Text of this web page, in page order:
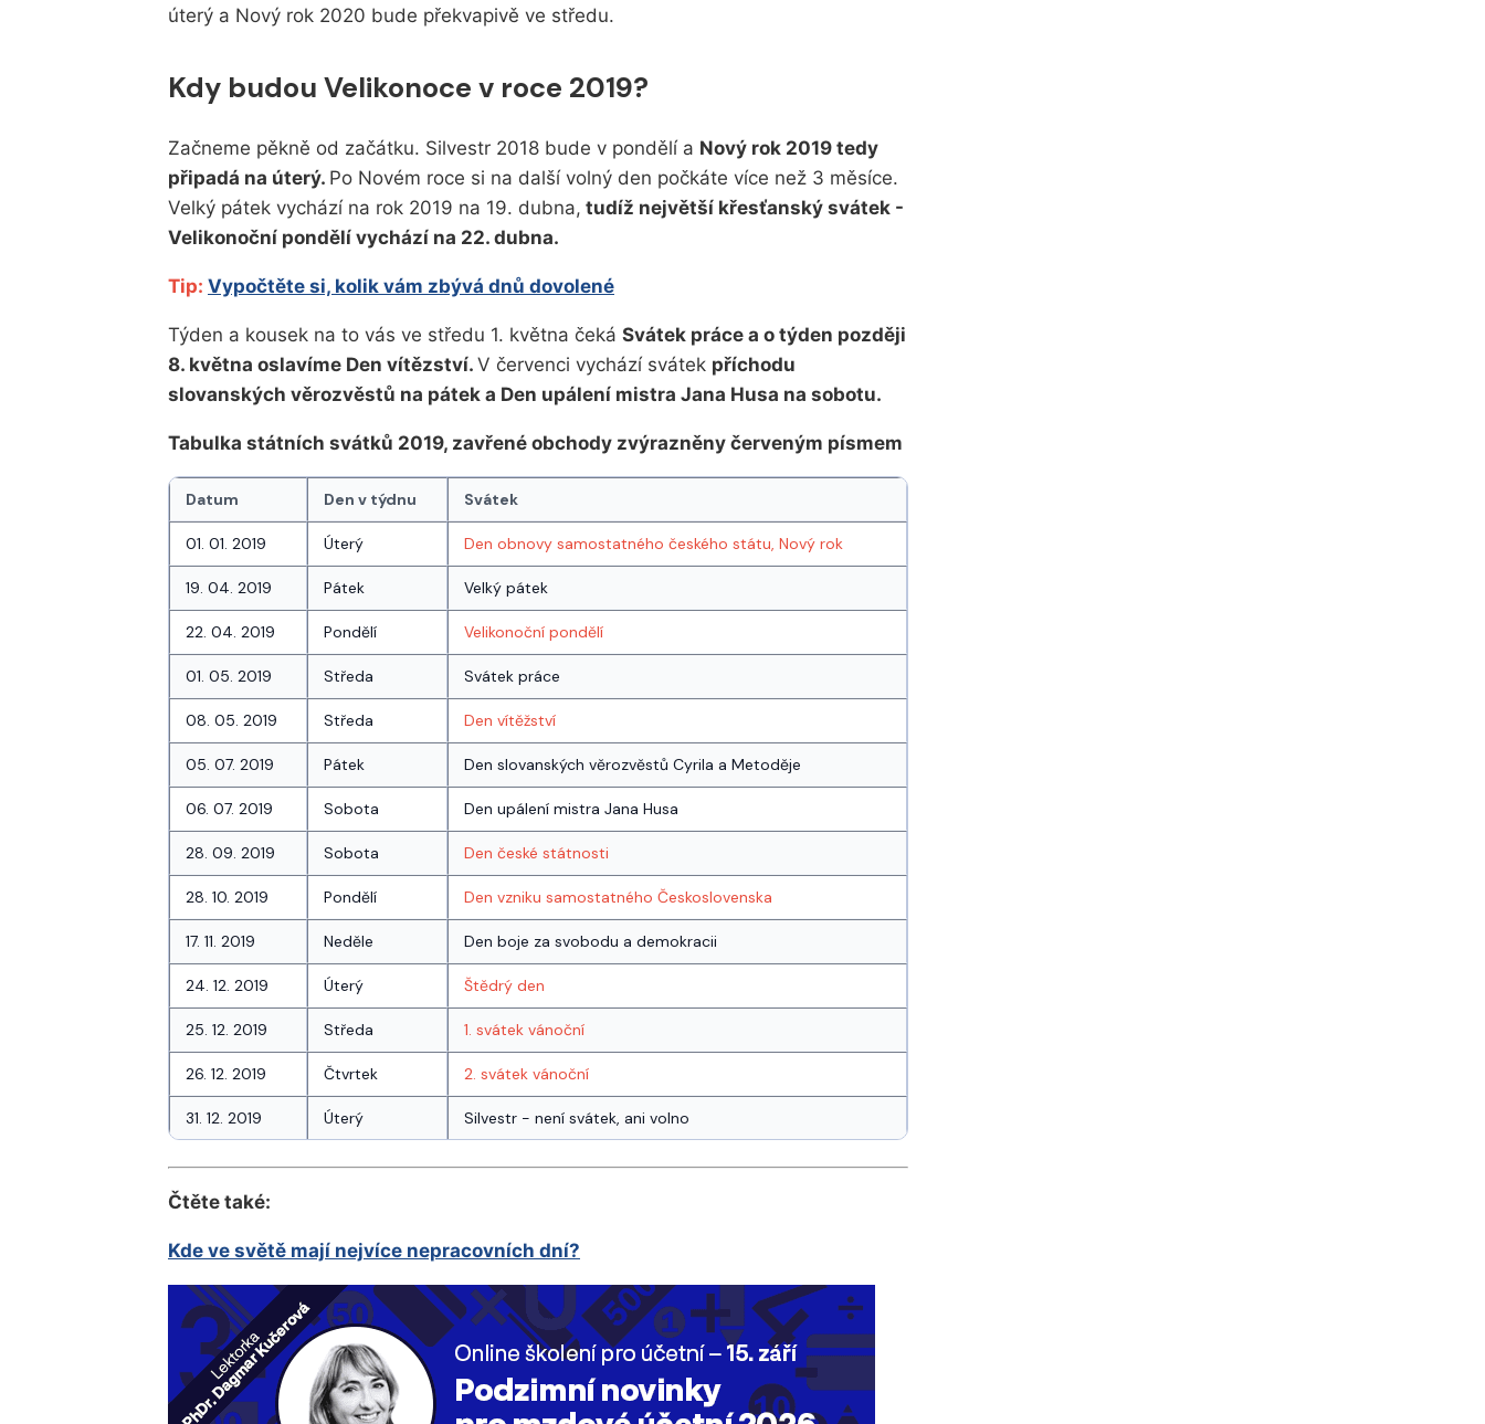
úterý a Nový rok 2020 bude překvapivě ve středu.
Kdy budou Velikonoce v roce 2019?
Začneme pěkně od začátku. Silvestr 2018 bude v pondělí a Nový rok 2019 tedy
připadá na úterý. Po Novém roce si na další volný den počkáte více než 3 měsíce.
Velký pátek vychází na rok 2019 na 19. dubna, tudíž největší křesťanský svátek -
Velikonoční pondělí vychází na 22. dubna.
Tip: Vypočtěte si, kolik vám zbývá dnů dovolené
Týden a kousek na to vás ve středu 1. května čeká Svátek práce a o týden později
8. května oslavíme Den vítězství. V červenci vychází svátek příchodu
slovanských věrozvěstů na pátek a Den upálení mistra Jana Husa na sobotu.
Tabulka státních svátků 2019, zavřené obchody zvýrazněny červeným písmem
Datum Den v týdnu Svátek
01. 01. 2019 Úterý Den obnovy samostatného českého státu, Nový rok
19. 04. 2019 Pátek Velký pátek
22. 04. 2019 Pondělí Velikonoční pondělí
01. 05. 2019 Středa Svátek práce
08. 05. 2019 Středa Den vítěžství
05. 07. 2019 Pátek Den slovanských věrozvěstů Cyrila a Metoděje
06. 07. 2019 Sobota Den upálení mistra Jana Husa
28. 09. 2019 Sobota Den české státnosti
28. 10. 2019 Pondělí Den vzniku samostatného Československa
17. 11. 2019 Neděle Den boje za svobodu a demokracii
24. 12. 2019 Úterý Štědrý den
25. 12. 2019 Středa 1. svátek vánoční
26. 12. 2019 Čtvrtek 2. svátek vánoční
31. 12. 2019 Úterý Silvestr - není svátek, ani volno
Čtěte také:
Kde ve světě mají nejvíce nepracovních dní?